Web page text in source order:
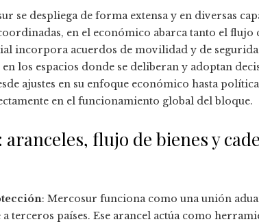
se despliega de forma extensa y en diversas
en el económico abarca tanto el flujo
incorpora acuerdos de movilidad y de
los espacios donde se deliberan y adoptan
ajustes en su enfoque económico hasta
en el funcionamiento global del bloque.
flujo de bienes y
: Mercosur funciona como una unión
terceros países. Ese arancel actúa como